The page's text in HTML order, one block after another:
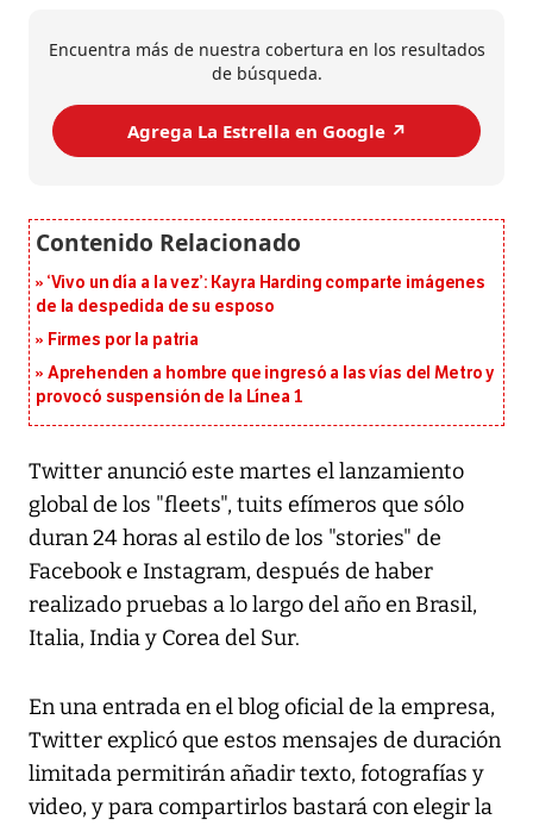
Encuentra más de nuestra cobertura en los resultados
de búsqueda.
Agrega La Estrella en Google ↗️
‘Vivo un día a la vez’: Kayra Harding comparte imágenes
de la despedida de su esposo
Firmes por la patria
Aprehenden a hombre que ingresó a las vías del Metro y
provocó suspensión de la Línea 1
Twitter anunció este martes el lanzamiento
global de los "fleets", tuits efímeros que sólo
duran 24 horas al estilo de los "stories" de
Facebook e Instagram, después de haber
realizado pruebas a lo largo del año en Brasil,
Italia, India y Corea del Sur.
En una entrada en el blog oficial de la empresa,
Twitter explicó que estos mensajes de duración
limitada permitirán añadir texto, fotografías y
video, y para compartirlos bastará con elegir la